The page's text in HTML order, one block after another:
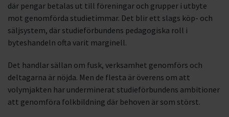
där pengar betalas ut till föreningar och grupper i utbyte
mot genomförda studietimmar. Det blir ett slags köp- och
säljsystem, där studieförbundens pedagogiska roll i
byteshandeln ofta varit marginell.
Det handlar sällan om fusk, verksamhet genomförs och
deltagarna är nöjda. Men de flesta är överens om att
volymjakten har underminerat studieförbundens ambitioner
att genomföra folkbildning där behoven är som störst.